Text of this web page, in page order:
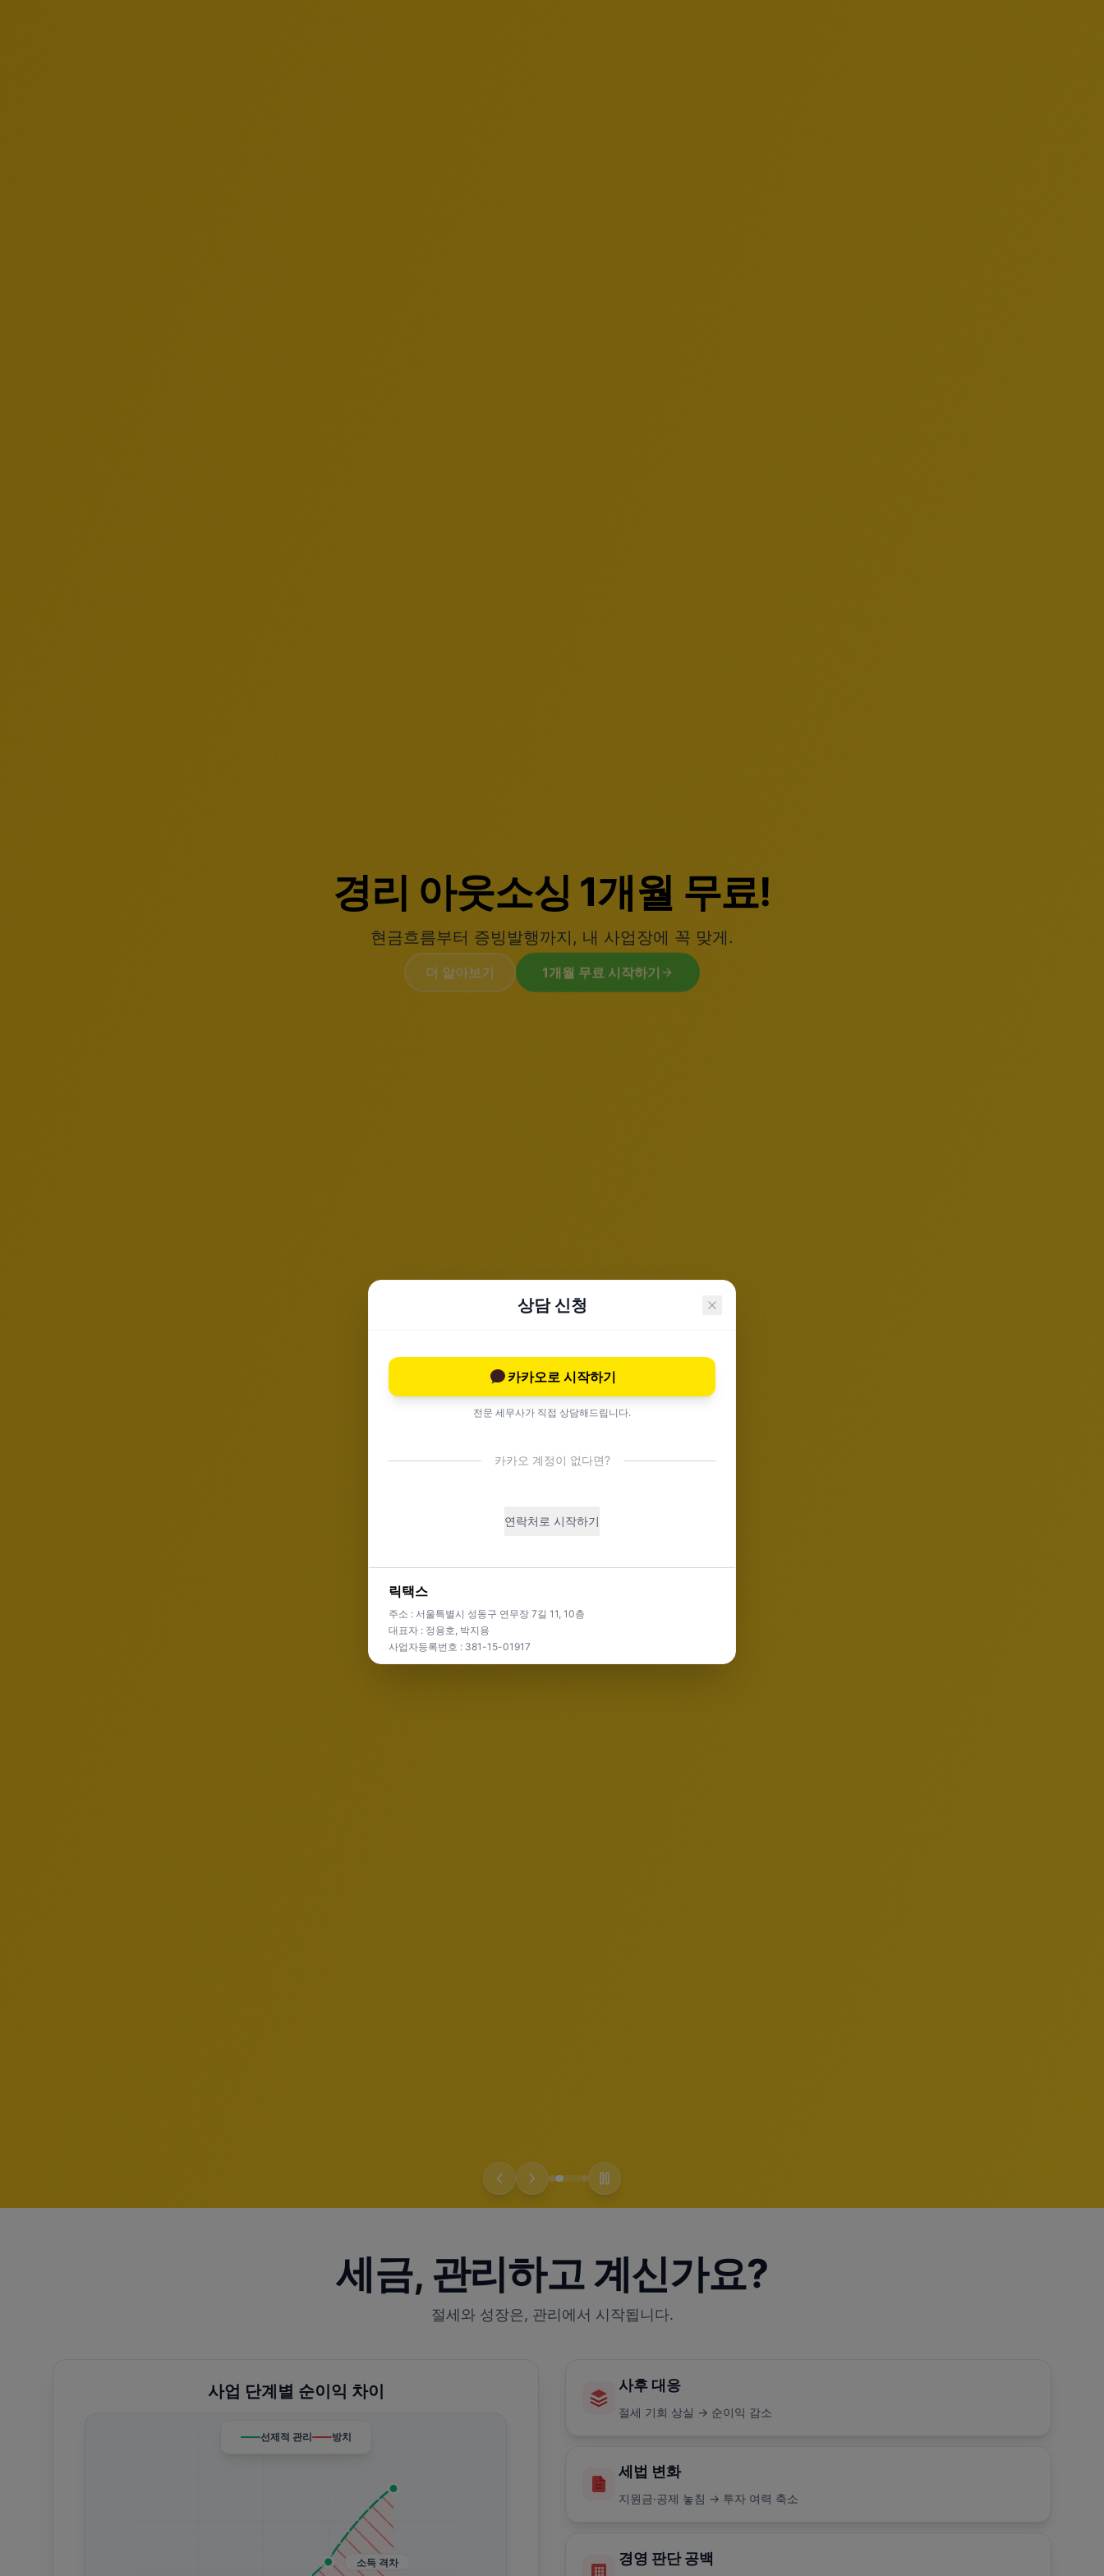
법인설립 0원.
법인설립, 사업자 등록부터 정점까지.
더 알아보기 법인설립 무료 지원받기
세금, 관리하고 계신가요?
절세와 성장은, 관리에서 시작됩니다.
사업 단계별 순이익 차이
소득 격차
선제적 관리 방치
사후 대응
절세 기회 상실 → 순이익 감소
세법 변화
지원금·공제 놓침 → 투자 여력 축소
경영 판단 공백
상담 신청
카카오로 시작하기
전문 세무사가 직접 상담해드립니다.
카카오 계정이 없다면?
연락처로 시작하기
릭택스
주소 : 서울특별시 성동구 연무장 7길 11, 10층
대표자 : 정용호, 박지용
사업자등록번호 : 381-15-01917